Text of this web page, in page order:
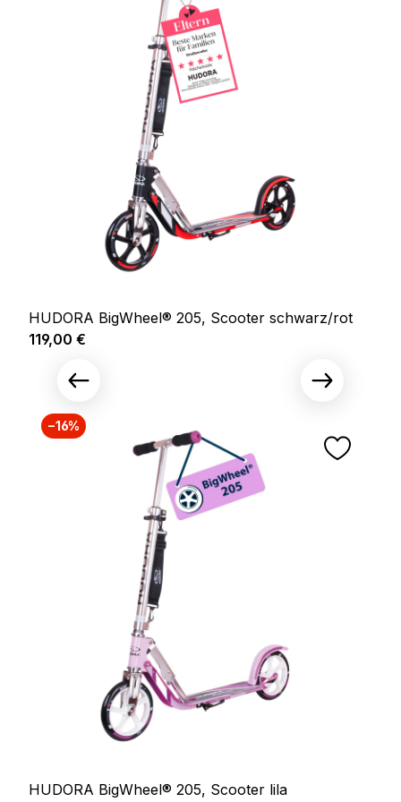
HUDORA BigWheel® 205, Scooter schwarz/rot
Regulärer Preis:
119,00 €
−16%
HUDORA BigWheel® 205, Scooter lila